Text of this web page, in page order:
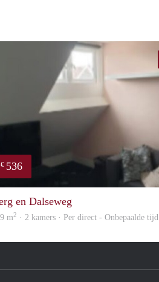
€ 536
en Dalseweg
m2 · 2 kamers · Per direct - Onbepaalde tijd